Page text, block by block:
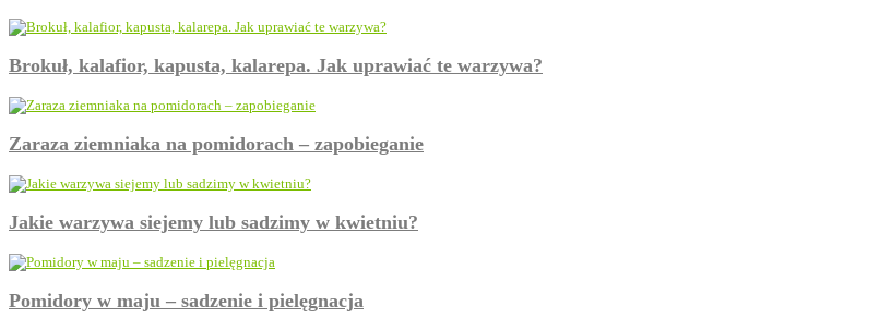
Brokuł, kalafior, kapusta, kalarepa. Jak uprawiać te warzywa?
Zaraza ziemniaka na pomidorach – zapobieganie
Jakie warzywa siejemy lub sadzimy w kwietniu?
Pomidory w maju – sadzenie i pielęgnacja